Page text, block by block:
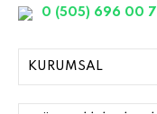
0 (505) 696 00 71
KURUMSAL